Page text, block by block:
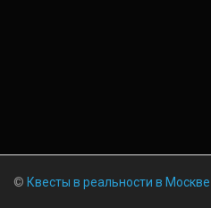
© Квесты в реальности в Москве